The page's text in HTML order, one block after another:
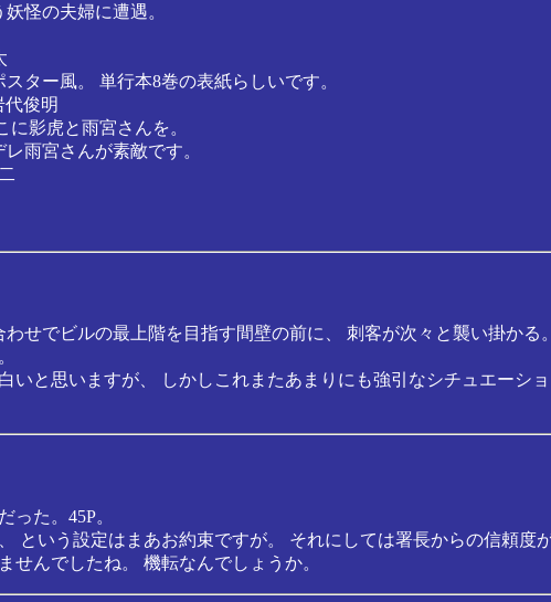
怪の夫婦に遭遇。
ター風。 単行本8巻の表紙らしいです。
代俊明
影虎と雨宮さんを。
雨宮さんが素敵です。
せでビルの最上階を目指す間壁の前に、 刺客が次々と襲い掛かる。
いと思いますが、 しかしこれまたあまりにも強引なシチュエーシ
た。45P。
という設定はまあお約束ですが。 それにしては署長からの信頼度
んでしたね。 機転なんでしょうか。